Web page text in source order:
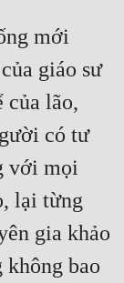
mới
giáo sư
của lão,
có tư
với mọi
lại từng
gia khảo
không bao